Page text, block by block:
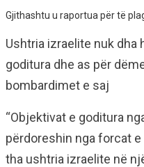
Gjithashtu u raportua për të
Ushtria izraelite nuk dha
goditura dhe as për
bombardimet e saj
“Objektivat e goditura
përdoreshin nga forcat
tha ushtria izraelite në